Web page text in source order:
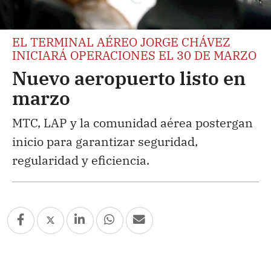
EL TERMINAL AÉREO JORGE CHÁVEZ
INICIARÁ OPERACIONES EL 30 DE MARZO
Nuevo aeropuerto listo en
marzo
MTC, LAP y la comunidad aérea postergan
inicio para garantizar seguridad,
regularidad y eficiencia.